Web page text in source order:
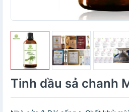
Tinh dầu sả chanh